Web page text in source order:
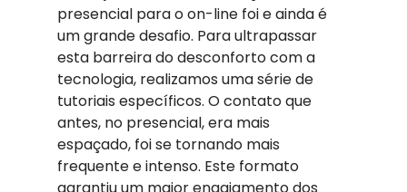
presencial para o on-line foi e ainda é
um grande desafio. Para ultrapassar
esta barreira do desconforto com a
tecnologia, realizamos uma série de
tutoriais específicos. O contato que
antes, no presencial, era mais
espaçado, foi se tornando mais
frequente e intenso. Este formato